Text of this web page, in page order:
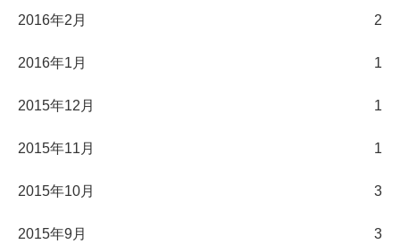
2016年2月 2
2016年1月 1
2015年12月 1
2015年11月 1
2015年10月 3
2015年9月 3